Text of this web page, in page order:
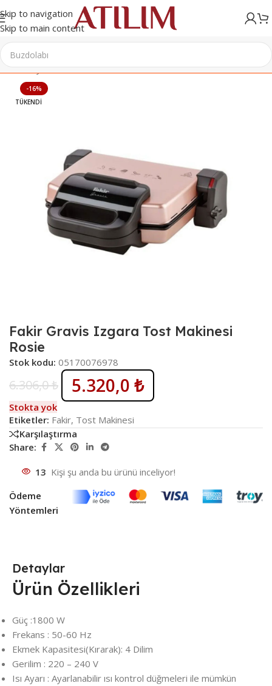
Skip to navigation
Skip to main content
Ana Sayfa/Elektrikli Ev Aletleri/Tost Makineleri
-16%
TÜKENDI
Fakir Gravis Izgara Tost Makinesi
Rosie
Stok kodu: 05170076978
6.306,0₺ 5.320,0 ₺
Stokta yok
Etiketler: Fakir, Tost Makinesi
Karşılaştırma
Share:
13 Kişi şu anda bu ürünü inceliyor!
Ödeme
Yöntemleri
Detaylar
Ürün Özellikleri
Güç :1800 W
Frekans : 50-60 Hz
Ekmek Kapasitesi(Kırarak): 4 Dilim
Gerilim : 220 – 240 V
Isı Ayarı : Ayarlanabilir ısı kontrol düğmeleri ile mümkün